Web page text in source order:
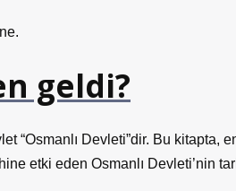
geldi?
“Osmanlı Devleti”dir. Bu kitapta,
etki eden Osmanlı Devleti’nin